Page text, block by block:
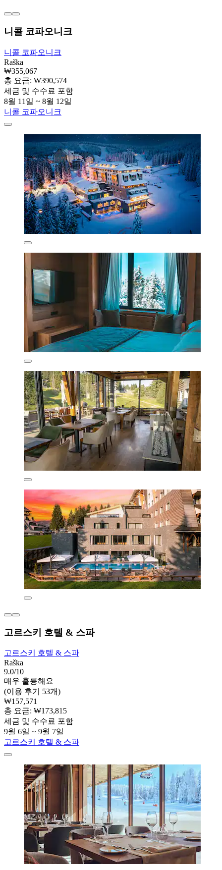
니콜 코파오니크
니콜 코파오니크
Raška
₩355,067
총 요금: ₩390,574
세금 및 수수료 포함
8월 11일 ~ 8월 12일
니콜 코파오니크
고르스키 호텔 & 스파
고르스키 호텔 & 스파
Raška
9.0/10
매우 훌륭해요
(이용 후기 53개)
₩157,571
총 요금: ₩173,815
세금 및 수수료 포함
9월 6일 ~ 9월 7일
고르스키 호텔 & 스파